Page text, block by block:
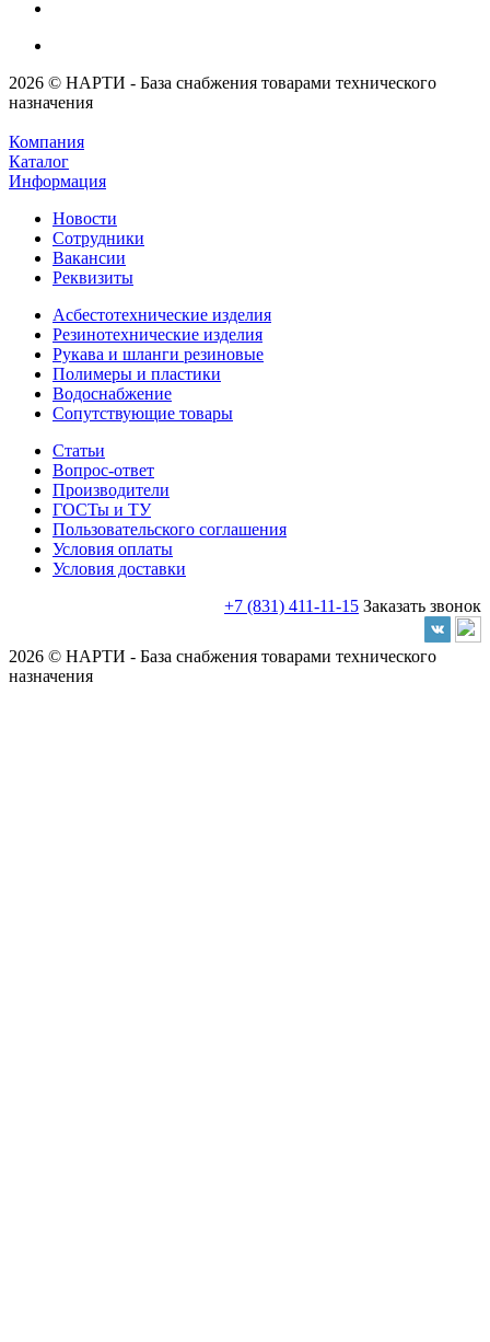
2026 © НАРТИ - База снабжения товарами технического
назначения
Компания
Каталог
Информация
Новости
Сотрудники
Вакансии
Реквизиты
Асбестотехнические изделия
Резинотехнические изделия
Рукава и шланги резиновые
Полимеры и пластики
Водоснабжение
Сопутствующие товары
Статьи
Вопрос-ответ
Производители
ГОСТы и ТУ
Пользовательского соглашения
Условия оплаты
Условия доставки
+7 (831) 411-11-15 Заказать звонок
2026 © НАРТИ - База снабжения товарами технического
назначения